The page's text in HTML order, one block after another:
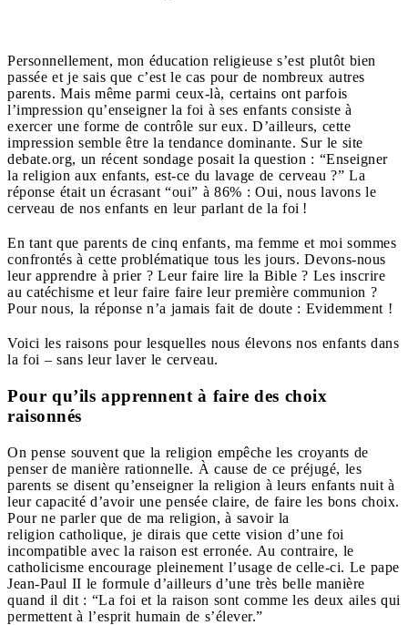
Personnellement, mon éducation religieuse s’est plutôt bien
passée et je sais que c’est le cas pour de nombreux autres
parents. Mais même parmi ceux-là, certains ont parfois
l’impression qu’enseigner la foi à ses enfants consiste à
exercer une forme de contrôle sur eux. D’ailleurs, cette
impression semble être la tendance dominante. Sur le site
debate.org, un récent sondage posait la question : “Enseigner
la religion aux enfants, est-ce du lavage de cerveau ?” La
réponse était un écrasant “oui” à 86% : Oui, nous lavons le
cerveau de nos enfants en leur parlant de la foi !
En tant que parents de cinq enfants, ma femme et moi sommes
confrontés à cette problématique tous les jours. Devons-nous
leur apprendre à prier ? Leur faire lire la Bible ? Les inscrire
au catéchisme et leur faire faire leur première communion ?
Pour nous, la réponse n’a jamais fait de doute : Evidemment !
Voici les raisons pour lesquelles nous élevons nos enfants dans
la foi – sans leur laver le cerveau.
Pour qu’ils apprennent à faire des choix
raisonnés
On pense souvent que la religion empêche les croyants de
penser de manière rationnelle. À cause de ce préjugé, les
parents se disent qu’enseigner la religion à leurs enfants nuit à
leur capacité d’avoir une pensée claire, de faire les bons choix.
Pour ne parler que de ma religion, à savoir la
religion catholique, je dirais que cette vision d’une foi
incompatible avec la raison est erronée. Au contraire, le
catholicisme encourage pleinement l’usage de celle-ci. Le pape
Jean-Paul II le formule d’ailleurs d’une très belle manière
quand il dit : “La foi et la raison sont comme les deux ailes qui
permettent à l’esprit humain de s’élever.”